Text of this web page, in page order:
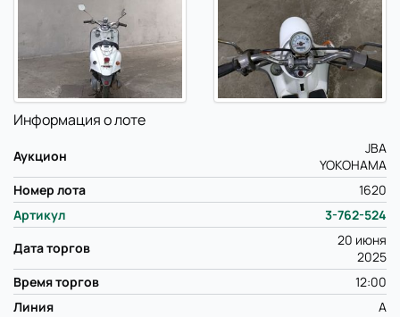
Информация о лоте
Аукцион
JBA
YOKOHAMA
Номер лота
1620
Артикул
3-762-524
Дата торгов
20 июня
2025
Время торгов
12:00
Линия
A